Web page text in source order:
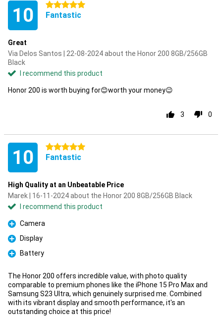
10 5 stars
Fantastic
Great
Via Delos Santos | 22-08-2024 about the Honor 200 8GB/256GB
Black
I recommend this product
Honor 200 is worth buying for😊worth your money😉
3 0
10 5 stars
Fantastic
High Quality at an Unbeatable Price
Marek | 16-11-2024 about the Honor 200 8GB/256GB Black
I recommend this product
Pro
Camera
Pro
Display
Pro
Battery
The Honor 200 offers incredible value, with photo quality
comparable to premium phones like the iPhone 15 Pro Max and
Samsung S23 Ultra, which genuinely surprised me. Combined
with its vibrant display and smooth performance, it's an
outstanding choice at this price!